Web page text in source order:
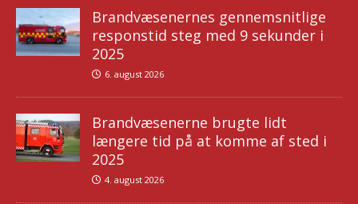
Brandvæsenernes gennemsnitlige
responstid steg med 9 sekunder i
2025
6. august 2026
Brandvæsenerne brugte lidt
længere tid på at komme af sted i
2025
4. august 2026